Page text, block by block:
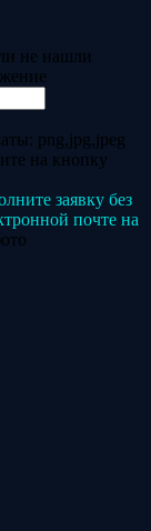
не нашли
png,jpg,jpeg
на кнопку
заявку без
почте на